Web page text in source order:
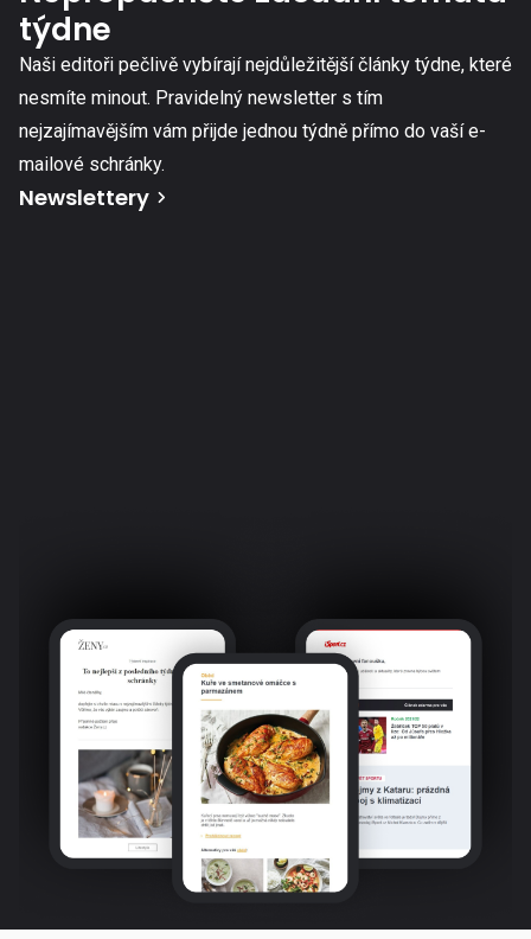
týdne
Naši editoři pečlivě vybírají nejdůležitější články týdne, které
nesmíte minout. Pravidelný newsletter s tím
nejzajímavějším vám přijde jednou týdně přímo do vaší e-
mailové schránky.
Newslettery